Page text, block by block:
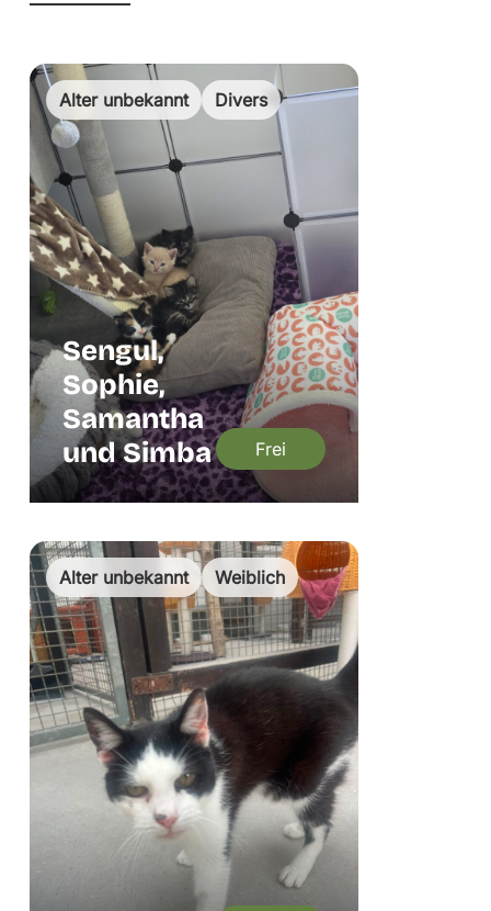
Alter unbekannt Divers
Sengul,
Sophie,
Samantha
und Simba
Frei
Alter unbekannt Weiblich